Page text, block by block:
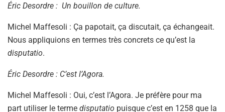
Éric Desordre : Un bouillon de culture.
Michel Maffesoli : Ça papotait, ça discutait, ça échangeait.
Nous appliquions en termes très concrets ce qu’est la
disputatio.
Éric Desordre : C’est l’Agora.
Michel Maffesoli : Oui, c’est l’Agora. Je préfère pour ma
part utiliser le terme disputatio puisque c’est en 1258 que la